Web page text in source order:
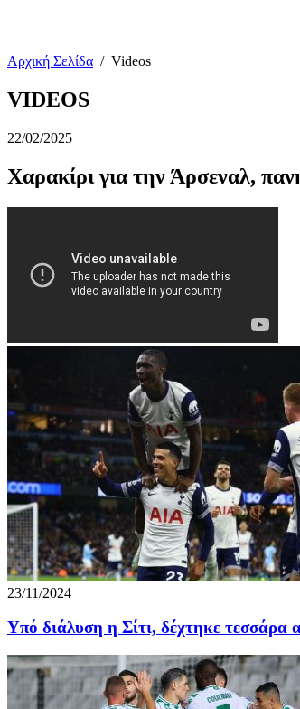
Αρχική Σελίδα / Videos
VIDEOS
22/02/2025
Χαρακίρι για την Άρσεναλ,
23/11/2024
Υπό διάλυση η Σίτι, δέχτηκε τεσσάρα